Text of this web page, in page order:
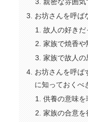
お坊さんを呼ば
故人の好きだ
家族で焼香や
家族で故人の
お坊さんを呼ば
に知っておくべ
供養の意味を
家族の合意を